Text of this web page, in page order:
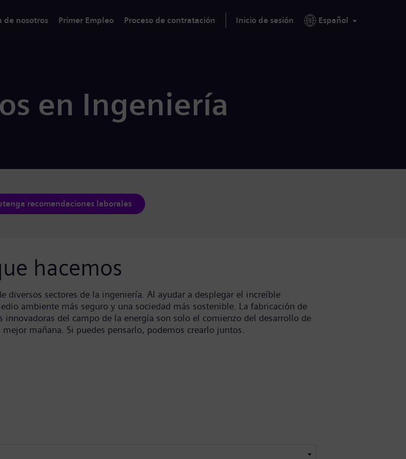
de nosotros Primer Empleo Proceso de contratación Inicio de sesión Español
en Ingeniería
recomendaciones laborales
hacemos
diversos sectores de la ingeniería. Al ayudar a desplegar el increíble
ambiente más seguro y una sociedad más sostenible. La fabricación de
innovadoras del campo de la energía son solo el comienzo del desarrollo de
mañana. Si puedes pensarlo, podemos crearlo juntos.